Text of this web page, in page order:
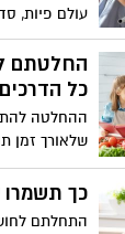
עולם פיות,
בחוות נוי
ממה
תיכונה בלב
החלטתם
כל
ההחלטה
שלאורך זמן
ולהפוך זאת
עקרונות
כך תשמרו
התחלתם